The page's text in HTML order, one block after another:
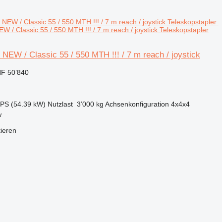
/ Classic 55 / 550 MTH !!! / 7 m reach / joystick Teleskopstapler
NEW / Classic 55 / 550 MTH !!! / 7 m reach / joystick
50’840
(54.39 kW) Nutzlast 3’000 kg Achsenkonfiguration 4x4x4